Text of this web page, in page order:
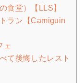
食堂）【LLS】
ラン【Camiguin
ェ
て後悔したレスト